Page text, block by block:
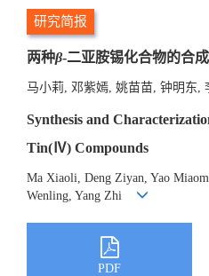
研究简报
两种β-二亚胺锡化合物的合
马小莉, 邓紫嫣, 姚苗苗, 钟明东
Synthesis and
Tin(Ⅳ) Compounds
Ma Xiaoli, Deng Ziyan, Yao
Wenling, Yang Zhi
PDF